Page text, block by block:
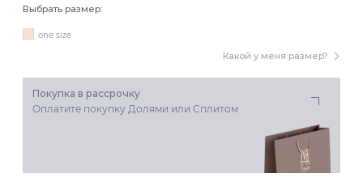
Выбрать размер:
Какой у меня размер?
one size
Покупка в рассрочку
Оплатите покупку Долями или Сплитом